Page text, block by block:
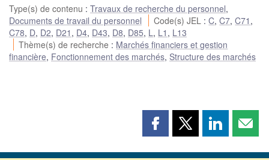
Type(s) de contenu : Travaux de recherche du personnel,
Documents de travail du personnel
Code(s) JEL :C,C7,C71 ,
C78, D, D2, D21 , D4, D43, D8, D85, L , L1 , L13
Thème(s) de recherche : Marchés financiers et gestion
financière, Fonctionnement des marchés, Structure des marchés
Partager
page
Partager
page
Partager
page page